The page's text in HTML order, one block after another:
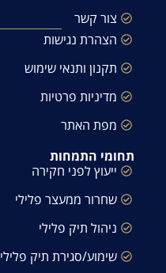
צור קשר
הצהרת נגישות
תקנון ותנאי שימוש
מדיניות פרטיות
מפת האתר
תחומי התמחות
ייעוץ לפני חקירה
שחרור ממעצר פלילי
ניהול תיק פלילי
שימוע/סגירת תיק פלילי